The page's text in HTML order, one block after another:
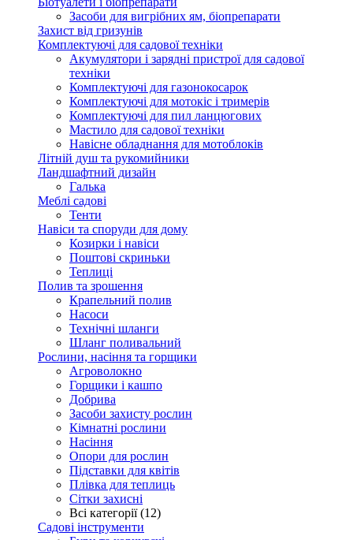
Засоби для вигрібних ям, біопрепарати
Захист від гризунів
Комплектуючі для садової техніки
Акумулятори і зарядні пристрої для садової
техніки
Комплектуючі для газонокосарок
Комплектуючі для мотокіс і тримерів
Комплектуючі для пил ланцюгових
Мастило для садової техніки
Навісне обладнання для мотоблоків
Літній душ та рукомийники
Ландшафтний дизайн
Галька
Меблі садові
Тенти
Навіси та споруди для дому
Козирки і навіси
Поштові скриньки
Теплиці
Полив та зрошення
Крапельний полив
Насоси
Технічні шланги
Шланг поливальний
Рослини, насіння та горщики
Агроволокно
Горщики і кашпо
Добрива
Засоби захисту рослин
Кімнатні рослини
Насіння
Опори для рослин
Підставки для квітів
Плівка для теплиць
Сітки захисні
Всі категорії (12)
Садові інструменти